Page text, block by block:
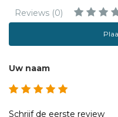
Reviews (0)
Uw naam
Schrijf de eerste review